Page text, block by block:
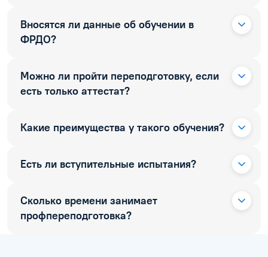
Вносятся ли данные об обучении в
ФРДО?
Можно ли пройти переподготовку, если
есть только аттестат?
Какие преимущества у такого обучения?
Есть ли вступительные испытания?
Сколько времени занимает
профпереподготовка?